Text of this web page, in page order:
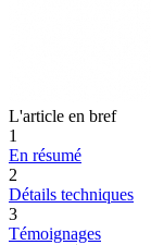
L'article en bref
1
En résumé
2
Détails techniques
3
Témoignages